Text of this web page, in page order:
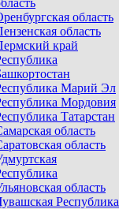
область
область
край
Марий Эл
Мордовия
Татарстан
область
область
область
Республика